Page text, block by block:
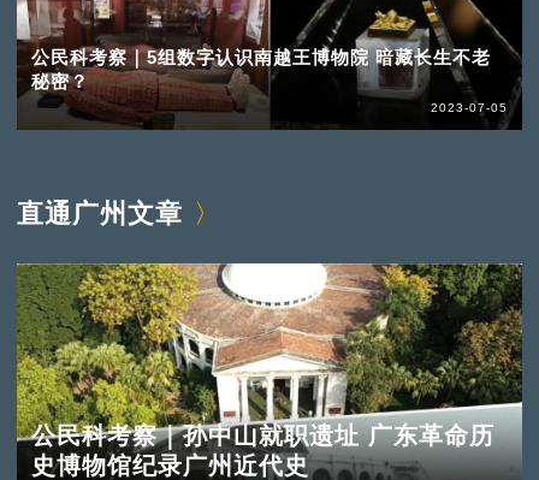
公民科考察｜5组数字认识南越王博物院 暗藏长生不老
秘密？
2023-07-05
直通广州文章
公民科考察｜孙中山就职遗址 广东革命历
史博物馆纪录广州近代史